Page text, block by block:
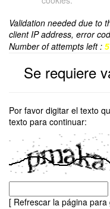
Validation needed due to
client IP address, error
Number of attempts left : 5
Se requiere
Por favor digitar el texto
texto para continuar:
[ Refrescar la página